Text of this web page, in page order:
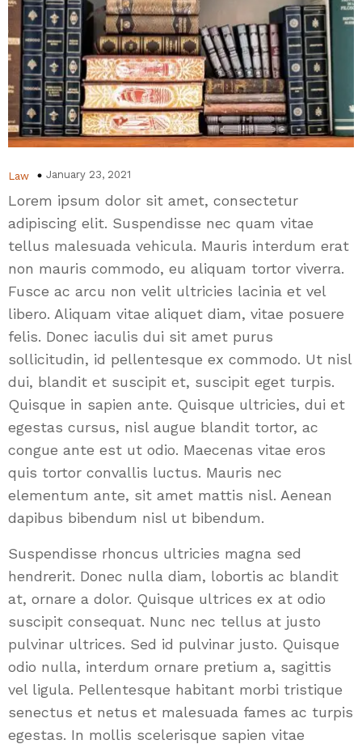
Law January 23, 2021
Lorem ipsum dolor sit amet, consectetur
adipiscing elit. Suspendisse nec quam vitae
tellus malesuada vehicula. Mauris interdum erat
non mauris commodo, eu aliquam tortor viverra.
Fusce ac arcu non velit ultricies lacinia et vel
libero. Aliquam vitae aliquet diam, vitae posuere
felis. Donec iaculis dui sit amet purus
sollicitudin, id pellentesque ex commodo. Ut nisl
dui, blandit et suscipit et, suscipit eget turpis.
Quisque in sapien ante. Quisque ultricies, dui et
egestas cursus, nisl augue blandit tortor, ac
congue ante est ut odio. Maecenas vitae eros
quis tortor convallis luctus. Mauris nec
elementum ante, sit amet mattis nisl. Aenean
dapibus bibendum nisl ut bibendum.
Suspendisse rhoncus ultricies magna sed
hendrerit. Donec nulla diam, lobortis ac blandit
at, ornare a dolor. Quisque ultrices ex at odio
suscipit consequat. Nunc nec tellus at justo
pulvinar ultrices. Sed id pulvinar justo. Quisque
odio nulla, interdum ornare pretium a, sagittis
vel ligula. Pellentesque habitant morbi tristique
senectus et netus et malesuada fames ac turpis
egestas. In mollis scelerisque sapien vitae